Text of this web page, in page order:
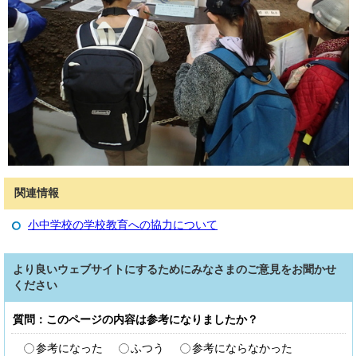
関連情報
小中学校の学校教育への協力について
より良いウェブサイトにするためにみなさまのご意見をお聞かせ
ください
質問：このページの内容は参考になりましたか？
参考になった ふつう 参考にならなかった